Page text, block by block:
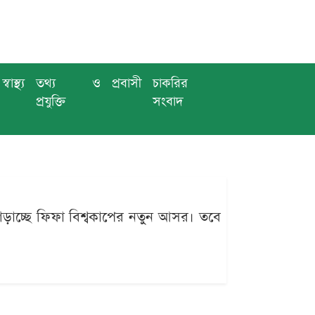
স্বাস্থ্য
তথ্য ও
প্রযুক্তি
প্রবাসী
চাকরির
সংবাদ
ফিফা বিশ্বকাপের নতুন আসর। তবে